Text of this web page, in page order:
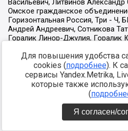
Для повышения удобства
cookies (подробнее). К
сервисы Yandex.Metrika,
которые также
(
Я согласен/